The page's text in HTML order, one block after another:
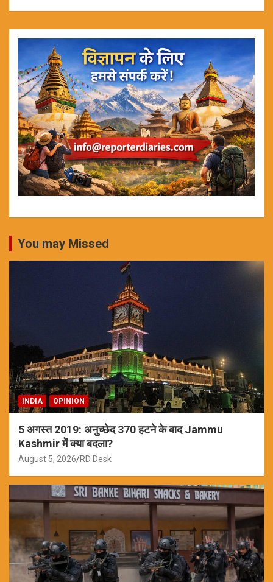
You may Missed
INDIA OPINION
5 अगस्त 2019: अनुच्छेद 370 हटने के बाद Jammu
Kashmir में क्या बदला?
August 5, 2026 RD Desk